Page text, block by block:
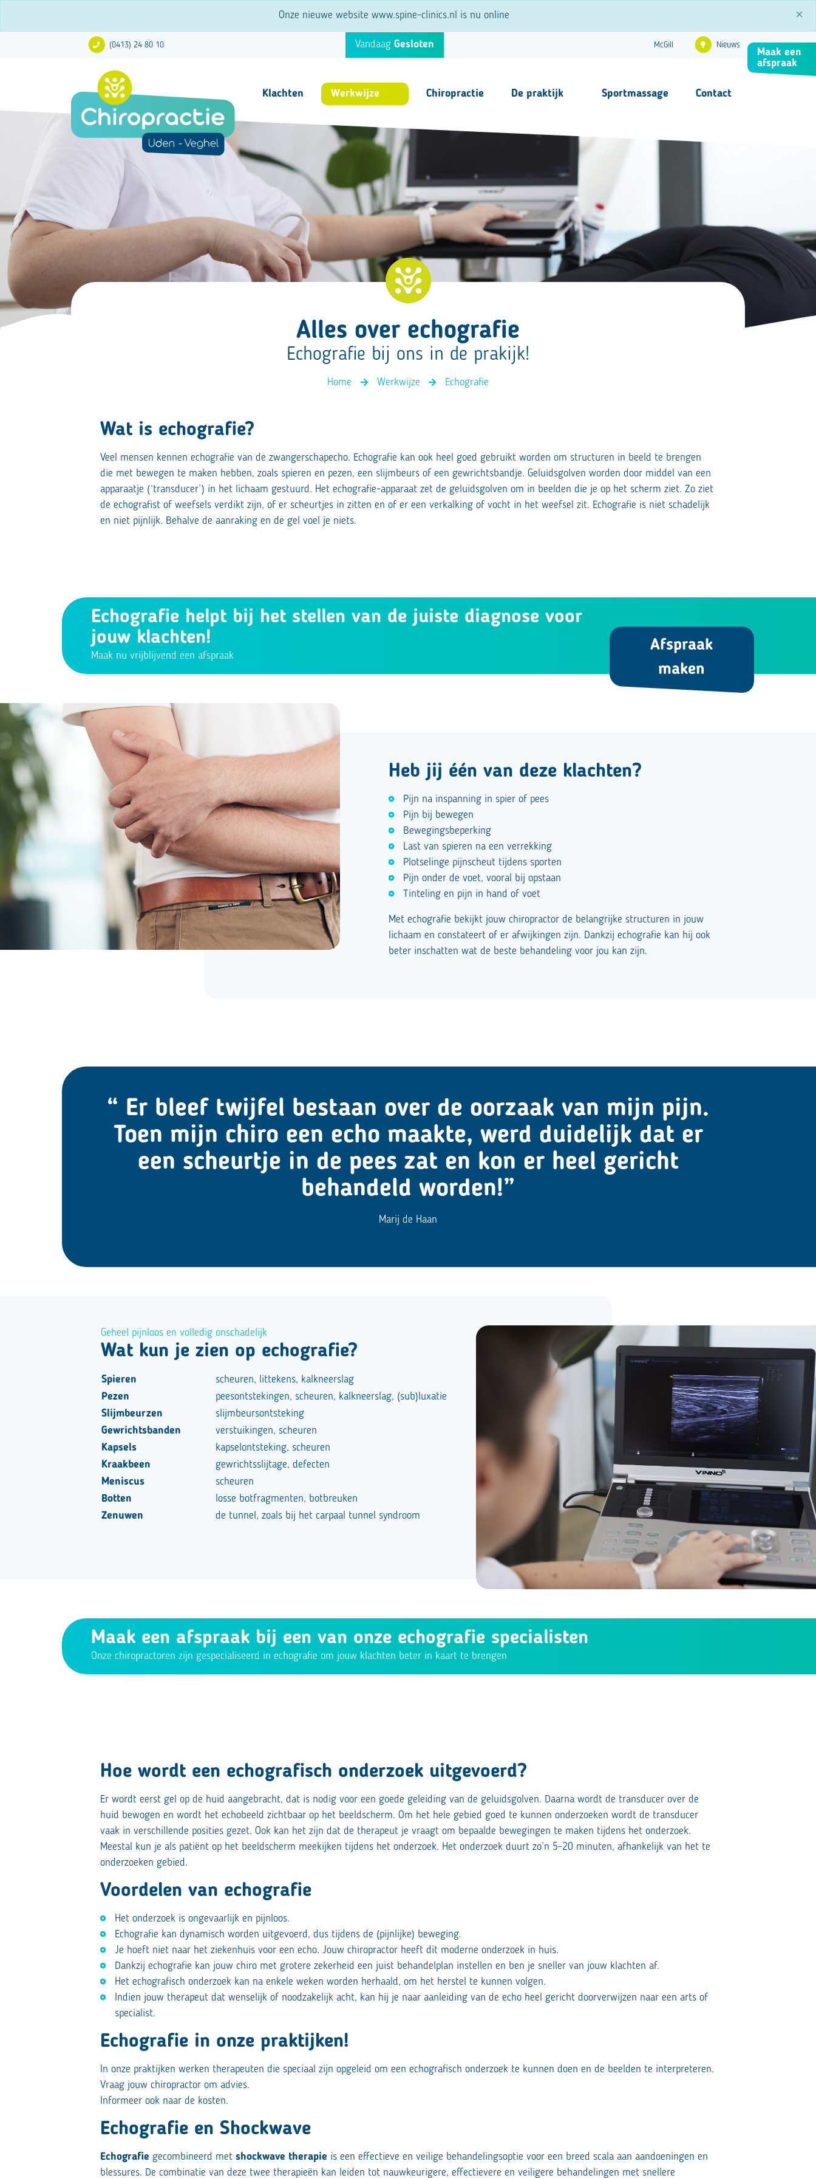
×
Onze nieuwe website www.spine-clinics.nl is nu online
(0413) 24 80 10 Vandaag Gesloten McGill Nieuws
Klachten Werkwijze
Stap voor Stap
Behandelingen
Fysiotherapie
Echografie
Lasertherapie
NESA therapie
4D rugscan
Chiropractie De praktijk
Overige informatie
Sportmassage Contact
FAQ
Maak een
afspraak
Alles over echografie
Echografie bij ons in de prakijk!
Home Werkwijze Echografie
Wat is echografie?
Veel mensen kennen echografie van de zwangerschapecho. Echografie kan ook heel goed gebruikt worden om structuren in beeld te brengen
die met bewegen te maken hebben, zoals spieren en pezen, een slijmbeurs of een gewrichtsbandje. Geluidsgolven worden door middel van een
apparaatje (‘transducer’) in het lichaam gestuurd. Het echografie-apparaat zet de geluidsgolven om in beelden die je op het scherm ziet. Zo ziet
de echografist of weefsels verdikt zijn, of er scheurtjes in zitten en of er een verkalking of vocht in het weefsel zit. Echografie is niet schadelijk
en niet pijnlijk. Behalve de aanraking en de gel voel je niets.
Echografie helpt bij het stellen van de juiste diagnose voor
jouw klachten!
Maak nu vrijblijvend een afspraak
Afspraak
maken
Heb jij één van deze klachten?
Pijn na inspanning in spier of pees
Pijn bij bewegen
Bewegingsbeperking
Last van spieren na een verrekking
Plotselinge pijnscheut tijdens sporten
Pijn onder de voet, vooral bij opstaan
Tinteling en pijn in hand of voet
Met echografie bekijkt jouw chiropractor de belangrijke structuren in jouw
lichaam en constateert of er afwijkingen zijn. Dankzij echografie kan hij ook
beter inschatten wat de beste behandeling voor jou kan zijn.
“ Er bleef twijfel bestaan over de oorzaak van mijn pijn.
Toen mijn chiro een echo maakte, werd duidelijk dat er
een scheurtje in de pees zat en kon er heel gericht
behandeld worden!”
Marij de Haan
Geheel pijnloos en volledig onschadelijk
Wat kun je zien op echografie?
Spieren
scheuren, littekens, kalkneerslag
Pezen
peesontstekingen, scheuren, kalkneerslag, (sub)luxatie
Slijmbeurzen
slijmbeursontsteking
Gewrichtsbanden
verstuikingen, scheuren
Kapsels
kapselontsteking, scheuren
Kraakbeen
gewrichtsslijtage, defecten
Meniscus
scheuren
Botten
losse botfragmenten, botbreuken
Zenuwen
de tunnel, zoals bij het carpaal tunnel syndroom
Maak een afspraak bij een van onze echografie specialisten
Onze chiropractoren zijn gespecialiseerd in echografie om jouw klachten beter in kaart te brengen
Hoe wordt een echografisch onderzoek uitgevoerd?
Er wordt eerst gel op de huid aangebracht, dat is nodig voor een goede geleiding van de geluidsgolven. Daarna wordt de transducer over de
huid bewogen en wordt het echobeeld zichtbaar op het beeldscherm. Om het hele gebied goed te kunnen onderzoeken wordt de transducer
vaak in verschillende posities gezet. Ook kan het zijn dat de therapeut je vraagt om bepaalde bewegingen te maken tijdens het onderzoek.
Meestal kun je als patiënt op het beeldscherm meekijken tijdens het onderzoek. Het onderzoek duurt zo’n 5-20 minuten, afhankelijk van het te
onderzoeken gebied.
Voordelen van echografie
Het onderzoek is ongevaarlijk en pijnloos.
Echografie kan dynamisch worden uitgevoerd, dus tijdens de (pijnlijke) beweging.
Je hoeft niet naar het ziekenhuis voor een echo. Jouw chiropractor heeft dit moderne onderzoek in huis.
Dankzij echografie kan jouw chiro met grotere zekerheid een juist behandelplan instellen en ben je sneller van jouw klachten af.
Het echografisch onderzoek kan na enkele weken worden herhaald, om het herstel te kunnen volgen.
Indien jouw therapeut dat wenselijk of noodzakelijk acht, kan hij je naar aanleiding van de echo heel gericht doorverwijzen naar een arts of
specialist.
Echografie in onze praktijken!
In onze praktijken werken therapeuten die speciaal zijn opgeleid om een echografisch onderzoek te kunnen doen en de beelden te interpreteren.
Vraag jouw chiropractor om advies.
Informeer ook naar de kosten.
Echografie en Shockwave
Echografie gecombineerd met shockwave therapie is een effectieve en veilige behandelingsoptie voor een breed scala aan aandoeningen en
blessures. De combinatie van deze twee therapieën kan leiden tot nauwkeurigere, effectievere en veiligere behandelingen met snellere